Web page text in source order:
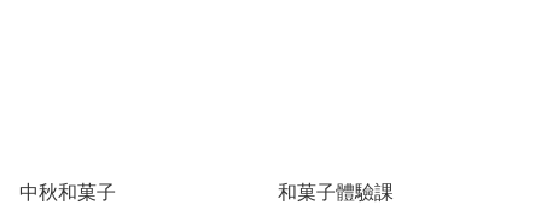
中秋和菓子 和菓子體驗課